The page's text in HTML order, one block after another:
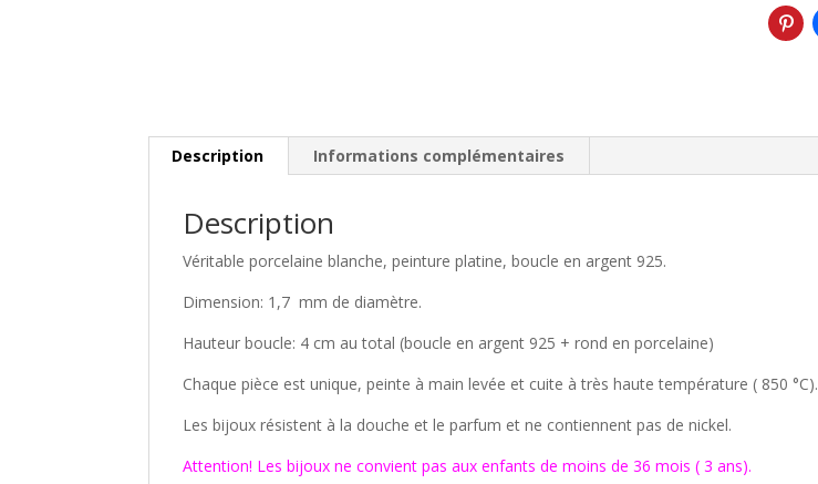
Description Informations complémentaires
Description
Véritable porcelaine blanche, peinture platine, boucle en argent 925.
Dimension: 1,7 mm de diamètre.
Hauteur boucle: 4 cm au total (boucle en argent 925 + rond en porcelaine)
Chaque pièce est unique, peinte à main levée et cuite à très haute température ( 850 °C).
Les bijoux résistent à la douche et le parfum et ne contiennent pas de nickel.
Attention! Les bijoux ne convient pas aux enfants de moins de 36 mois ( 3 ans).